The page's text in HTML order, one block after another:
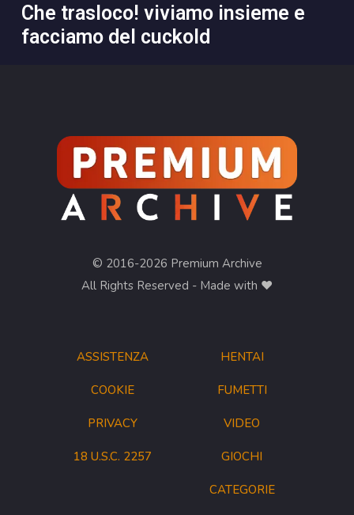
che trasloco! viviamo insieme e
facciamo del cuckold
ASSISTENZA
COOKIE
PRIVACY
18 U.S.C. 2257
© 2016-2026 Premium Archive
All Rights Reserved - Made with ❤︎
HENTAI
FUMETTI
VIDEO
GIOCHI
CATEGORIE